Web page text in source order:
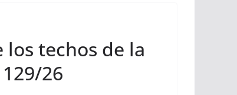
los techos de la
26